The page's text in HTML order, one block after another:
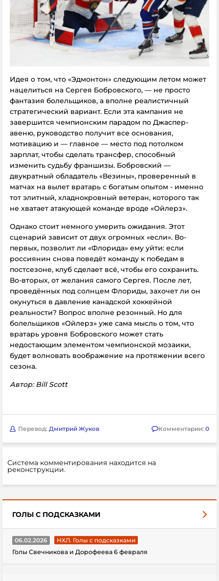
Идея о том, что «Эдмонтон» следующим летом может
нацелиться на Сергея Бобровского, — не просто
фантазия болельщиков, а вполне реалистичный
стратегический вариант. Если эта кампания не
завершится чемпионским парадом по Джаспер-
авеню, руководство получит все основания,
мотивацию и — главное — место под потолком
зарплат, чтобы сделать трансфер, способный
изменить судьбу франшизы. Бобровский —
двукратный обладатель «Везины», проверенный в
матчах на вылет вратарь с богатым опытом - именно
тот элитный, хладнокровный ветеран, которого так
не хватает атакующей команде вроде «Ойлерз».
Однако стоит немного умерить ожидания. Этот
сценарий зависит от двух огромных «если». Во-
первых, позволит ли «Флорида» ему уйти: если
россиянин снова поведёт команду к победам в
постсезоне, клуб сделает всё, чтобы его сохранить.
Во-вторых, от желания самого Сергея. После лет,
проведённых под солнцем Флориды, захочет ли он
окунуться в давление канадской хоккейной
реальности? Вопрос вполне резонный. Но для
болельщиков «Ойлерз» уже сама мысль о том, что
вратарь уровня Бобровского может стать
недостающим элементом чемпионской мозаики,
будет волновать воображение на протяжении всего
сезона.
Автор: Bill Scott
Перевод: Дмитрий Жуков Комментарии: 0
Система комментирования находится на
реконструкции.
ГОЛЫ С ПОДСКАЗКАМИ
06.02.2026
НХЛ. Голы с подсказками
Голы Свечникова и Дорофеева 6 февраля